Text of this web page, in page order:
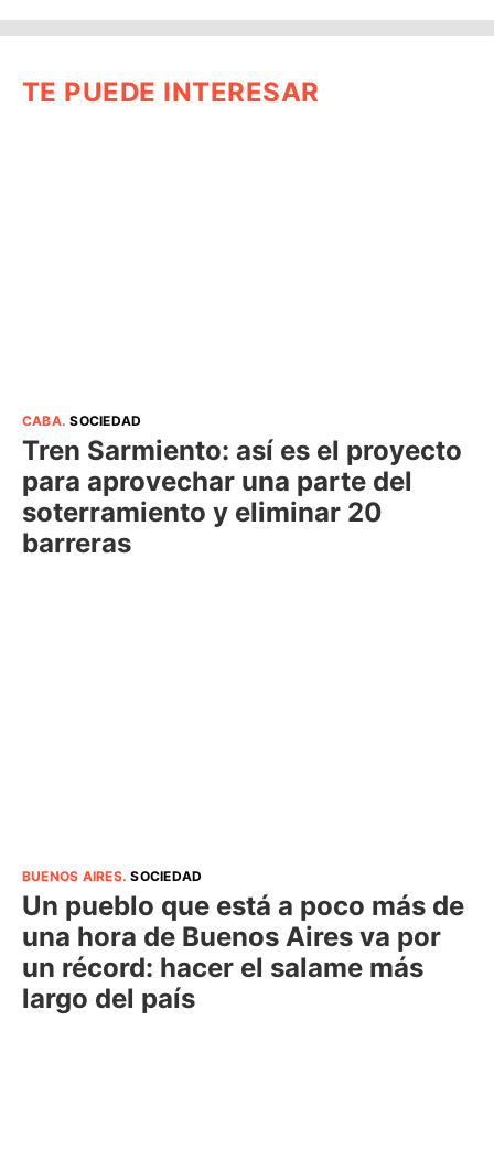
TE PUEDE INTERESAR
CABA.SOCIEDAD
Tren Sarmiento: así es el proyecto
para aprovechar una parte del
soterramiento y eliminar 20
barreras
BUENOS AIRES.SOCIEDAD
Un pueblo que está a poco más de
una hora de Buenos Aires va por
un récord: hacer el salame más
largo del país